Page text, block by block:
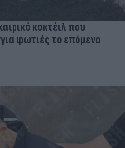
κοκτέιλ που
φωτιές το επόμενο